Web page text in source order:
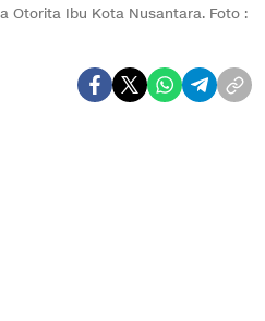
Otorita Ibu Kota Nusantara. Foto :